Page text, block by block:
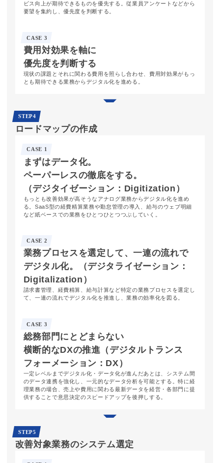
ビス向上が期待できるものを優先する。従業員アンケートなどから
要望を集約し、優先度を判断する。
CASE 3
費用対効果を軸に
優先度を判断する
現状の課題とそれに関わる費用を照らし合わせ、費用対効果がもっ
とも期待できる業務からデジタル化を進める。
STEP4
ロードマップの作成
CASE 1
まずはデータ化。
ペーパーレスの徹底をする。
（デジタイゼーション： Digitization）
もっとも改善効果が高そうなアナログ業務からデジタル化を進め
る。SaaS型の経費精算業務や勤怠管理の導入、給与のウェブ明細
など紙ベースでの業務をひとつひとつつぶしていく。
CASE 2
業務プロセスを選定して、一連の流れで
デジタル化。
（デジタライゼーション：
Digitalization）
請求書管理、経費精算、給与計算など特定の業務プロセスを選定し
て、一連の流れでデジタル化を推進し、業務の効率化を図る。
CASE 3
総務部門に とどまらない
横断的なDXの推進 （デジタルトランス
フォーメーション： DX）
一定レベルまでデジタル化・データ化が進んだあとは、システム間
のデータ連携を強化し、一元的なデータ分析を可能とする。特に経
理業務の場合、売上や費用に関わる最新データを経営・各部門に提
供することで意思決定のスピードアップを後押しする。
STEP5
改善対象業務のシステム選定